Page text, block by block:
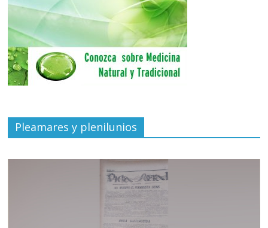
Pleamares y plenilunios